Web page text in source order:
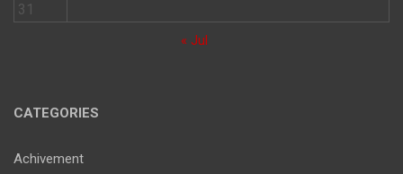
31
« Jul
CATEGORIES
Achivement